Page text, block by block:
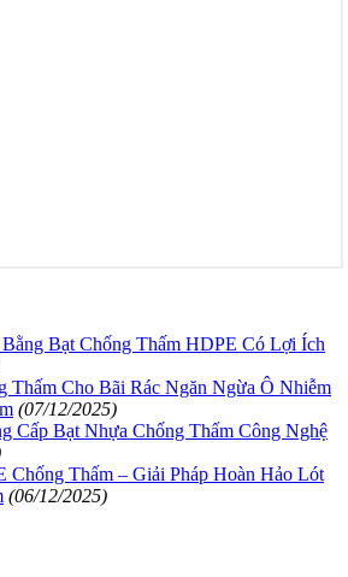
Bạt Chống Thấm HDPE Có Lợi Ích
Thấm Cho Bãi Rác Ngăn Ngừa Ô Nhiễm
(07/12/2025)
Cấp Bạt Nhựa Chống Thấm Công Nghệ
Chống Thấm – Giải Pháp Hoàn Hảo Lót
(06/12/2025)